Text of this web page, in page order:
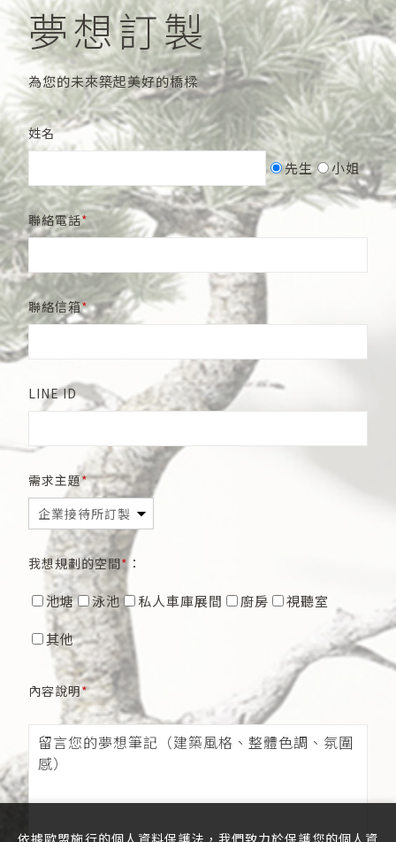
夢想訂製
為您的未來築起美好的橋樑
姓名
先生 小姐
聯絡電話
聯絡信箱
LINE ID
需求主題
我想規劃的空間 ：
池塘 泳池 私人車庫展間 廚房 視聽室
其他
內容說明
依據歐盟施行的個人資料保護法，我們致力於保護您的個人資